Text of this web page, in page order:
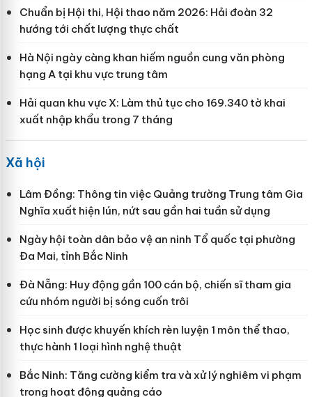
Chuẩn bị Hội thi, Hội thao năm 2026: Hải đoàn 32
hướng tới chất lượng thực chất
Hà Nội ngày càng khan hiếm nguồn cung văn phòng
hạng A tại khu vực trung tâm
Hải quan khu vực X: Làm thủ tục cho 169.340 tờ khai
xuất nhập khẩu trong 7 tháng
Xã hội
Lâm Đồng: Thông tin việc Quảng trường Trung tâm Gia
Nghĩa xuất hiện lún, nứt sau gần hai tuần sử dụng
Ngày hội toàn dân bảo vệ an ninh Tổ quốc tại phường
Đa Mai, tỉnh Bắc Ninh
Đà Nẵng: Huy động gần 100 cán bộ, chiến sĩ tham gia
cứu nhóm người bị sóng cuốn trôi
Học sinh được khuyến khích rèn luyện 1 môn thể thao,
thực hành 1 loại hình nghệ thuật
Bắc Ninh: Tăng cường kiểm tra và xử lý nghiêm vi phạm
trong hoạt động quảng cáo